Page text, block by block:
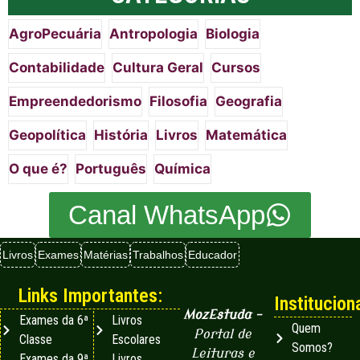
AgroPecuária Antropologia Biologia
Contabilidade Cultura Geral Cursos
Empreendedorismo Filosofia Geografia
Geopolítica História Livros Matemática
O que é? Português Química
Canal WhatsApp
Livros Exames Matérias Trabalhos Educador
MozEstuda–
Portal de
Leituras e
Quem
Somos?
Links Importantes:
Exames da 6ª
Classe
Livros
Escolares